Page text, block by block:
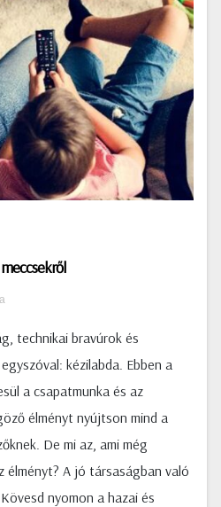
technikai bravúrok és
kézilabda. Ebben a
a csapatmunka és az
élményt nyújtson mind a
De mi az, ami még
élményt? A jó társaságban való
nyomon a hazai és